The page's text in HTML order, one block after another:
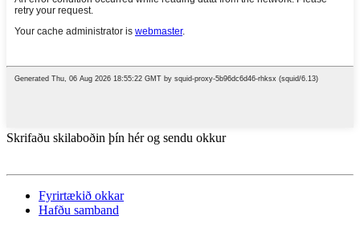
Skrifaðu skilaboðin þín hér og sendu okkur
Fyrirtækið okkar
Hafðu samband